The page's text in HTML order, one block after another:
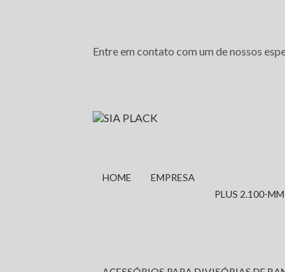
Entre em contato com um de nossos
HOME EMPRESA
PLUS 2.100-MM